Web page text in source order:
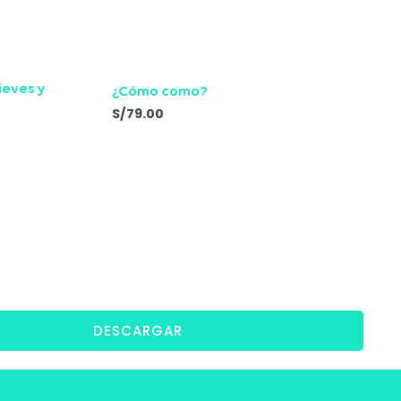
y
¿Cómo como?
S/79.00
DESCARGAR